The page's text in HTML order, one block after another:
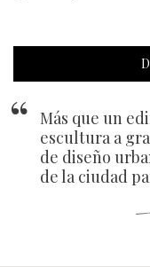
“ Más que un
escultura a
de diseño
de la ciudad